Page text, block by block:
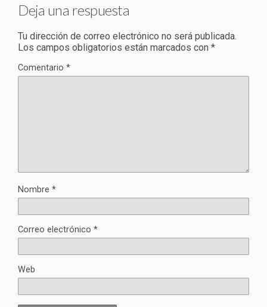
Deja una respuesta
Tu dirección de correo electrónico no será publicada.
Los campos obligatorios están marcados con *
Comentario *
Nombre *
Correo electrónico *
Web